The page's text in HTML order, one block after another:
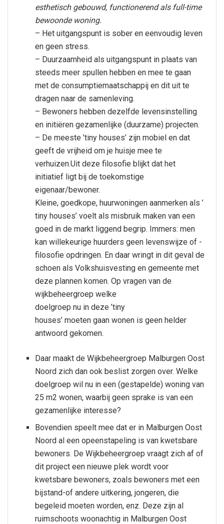
esthetisch gebouwd, functionerend als full-time
bewoonde woning.
– Het uitgangspunt is sober en eenvoudig leven
en geen stress.
– Duurzaamheid als uitgangspunt in plaats van
steeds meer spullen hebben en mee te gaan
met de consumptiemaatschappij en dit uit te
dragen naar de samenleving.
– Bewoners hebben dezelfde levensinstelling
en initiëren gezamenlijke (duurzame) projecten.
– De meeste ’tiny houses’ zijn mobiel en dat
geeft de vrijheid om je huisje mee te
verhuizen.Uit deze filosofie blijkt dat het
initiatief ligt bij de toekomstige
eigenaar/bewoner.
Kleine, goedkope, huurwoningen aanmerken als ’
tiny houses’ voelt als misbruik maken van een
goed in de markt liggend begrip. Immers: men
kan willekeurige huurders geen levenswijze of -
filosofie opdringen. En daar wringt in dit geval de
schoen als Volkshuisvesting en gemeente met
deze plannen komen. Op vragen van de
wijkbeheergroep welke
doelgroep nu in deze ’tiny
houses’ moeten gaan wonen is geen helder
antwoord gekomen.
Daar maakt de Wijkbeheergroep Malburgen Oost
Noord zich dan ook beslist zorgen over. Welke
doelgroep wil nu in een (gestapelde) woning van
25 m2 wonen, waarbij geen sprake is van een
gezamenlijke interesse?
Bovendien speelt mee dat er in Malburgen Oost
Noord al een opeenstapeling is van kwetsbare
bewoners. De Wijkbeheergroep vraagt zich af of
dit project een nieuwe plek wordt voor
kwetsbare bewoners, zoals bewoners met een
bijstand-of andere uitkering, jongeren, die
begeleid moeten worden, enz. Deze zijn al
ruimschoots woonachtig in Malburgen Oost